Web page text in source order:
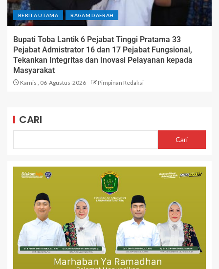
BERITA UTAMA RAGAM DAERAH
Bupati Toba Lantik 6 Pejabat Tinggi Pratama 33
Pejabat Admistrator 16 dan 17 Pejabat Fungsional,
Tekankan Integritas dan Inovasi Pelayanan kepada
Masyarakat
Kamis , 06-Agustus-2026 Pimpinan Redaksi
CARI
Cari